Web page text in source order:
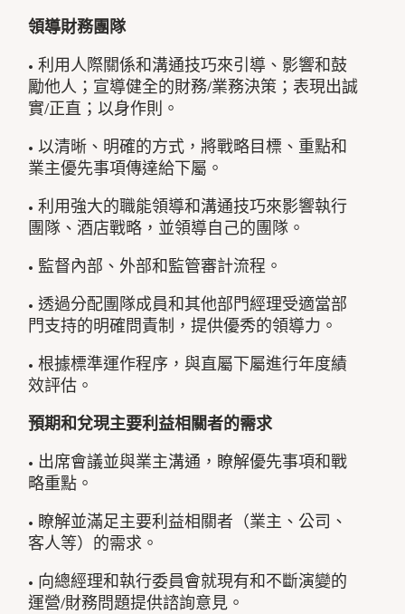
領導財務團隊
• 利用人際關係和溝通技巧來引導、影響和鼓
勵他人；宣導健全的財務/業務決策；表現出誠
實/正直；以身作則。
• 以清晰、明確的方式，將戰略目標、重點和
業主優先事項傳達給下屬。
• 利用強大的職能領導和溝通技巧來影響執行
團隊、酒店戰略，並領導自己的團隊。
• 監督內部、外部和監管審計流程。
• 透過分配團隊成員和其他部門經理受適當部
門支持的明確問責制，提供優秀的領導力。
• 根據標準運作程序，與直屬下屬進行年度績
效評估。
預期和兌現主要利益相關者的需求
• 出席會議並與業主溝通，瞭解優先事項和戰
略重點。
• 瞭解並滿足主要利益相關者（業主、公司、
客人等）的需求。
• 向總經理和執行委員會就現有和不斷演變的
運營/財務問題提供諮詢意見。